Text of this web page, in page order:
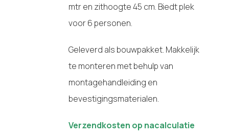
mtr en zithoogte 45 cm. Biedt plek
voor 6 personen.
Geleverd als bouwpakket. Makkelijk
te monteren met behulp van
montagehandleiding en
bevestigingsmaterialen.
Verzendkosten op nacalculatie